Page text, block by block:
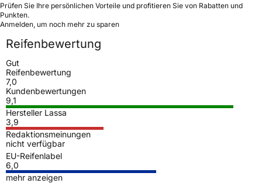
Prüfen Sie Ihre persönlichen Vorteile und profitieren Sie von Rabatten und
Punkten.
Anmelden, um noch mehr zu sparen
Reifenbewertung
Gut
Reifenbewertung
7,0
Kundenbewertungen
9,1
Hersteller Lassa
3,9
Redaktionsmeinungen
nicht verfügbar
EU-Reifenlabel
6,0
mehr anzeigen